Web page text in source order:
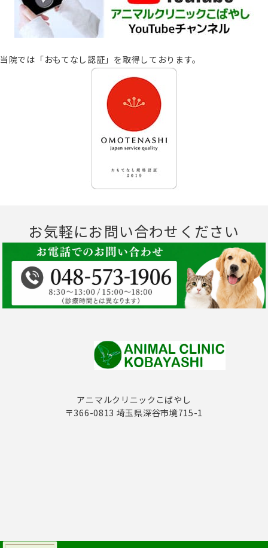
当院では「おもてなし認証」を取得しております。
お気軽にお問い合わせください
アニマルクリニックこばやし
〒366-0813 埼玉県深谷市境715-1